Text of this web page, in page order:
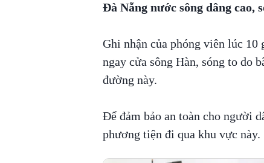
Đà Nẵng nước sông dâng cao,
Ghi nhận của phóng viên lúc
ngay cửa sông Hàn, sóng to do
đường này.
Để đảm bảo an toàn cho người
phương tiện đi qua khu vực này.